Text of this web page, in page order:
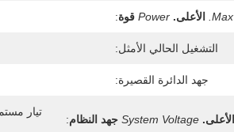
Max. الأعلى. Power قوة:
التشغيل الحالي الأمثل:
جهد الدائرة القصيرة:
الأعلى. System Voltage جهد النظام: